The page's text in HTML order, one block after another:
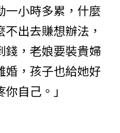
一小時多累，什麼
出去賺想辦法，
錢，老娘要裝貴婦
婚，孩子也給她好
自己。」